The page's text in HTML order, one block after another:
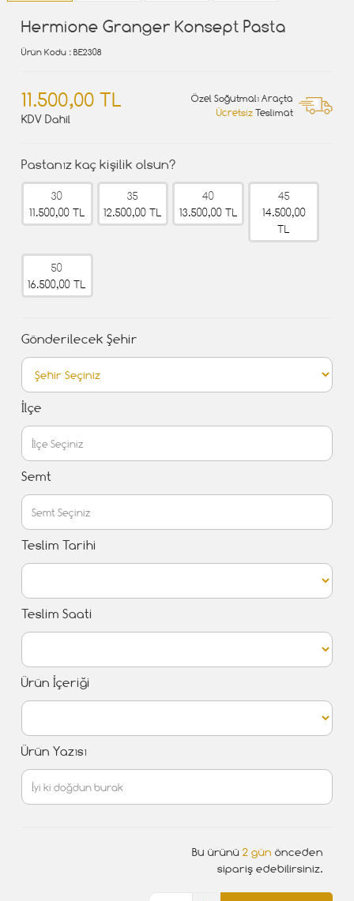
Hermione Granger Konsept Pasta
Ürün Kodu : BE2308
11.500,00 TL
KDV Dahil
Özel Soğutmalı Araçta
Ücretsiz Teslimat
Pastanız kaç kişilik olsun?
30
11.500,00 TL
35
12.500,00 TL
40
13.500,00 TL
45
14.500,00
TL
50
16.500,00 TL
Gönderilecek Şehir
İlçe
Semt
Teslim Tarihi
Teslim Saati
Ürün İçeriği
Ürün Yazısı
Bu ürünü 2 gün önceden
sipariş edebilirsiniz.